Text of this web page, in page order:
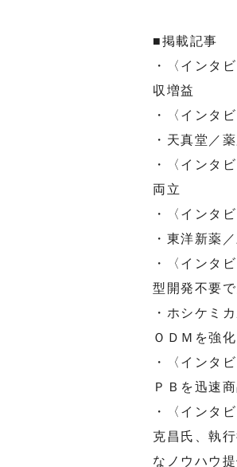
■掲載記事
・〈インタ
収増益
・〈インタ
・天真堂／
・〈インタ
両立
・〈インタ
・東洋新薬
・〈インタ
型開発不要
・ホシケミ
ＯＤＭを強化
・〈インタ
ＰＢを迅速
・〈インタ
克昌氏、執
なノウハウ